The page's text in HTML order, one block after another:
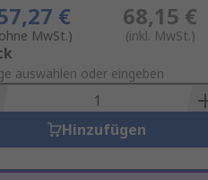
€
MwSt.)
68,15 €
(inkl. MwSt.)
auswählen oder eingeben
Hinzufügen